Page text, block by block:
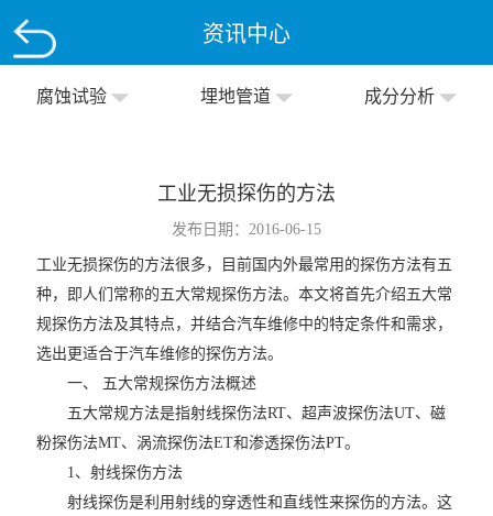
资讯中心
腐蚀试验 埋地管道 成分分析
工业无损探伤的方法
发布日期：2016-06-15
工业无损探伤的方法很多，目前国内外最常用的探伤方法有五
种，即人们常称的五大常规探伤方法。本文将首先介绍五大常
规探伤方法及其特点，并结合汽车维修中的特定条件和需求，
选出更适合于汽车维修的探伤方法。
一、 五大常规探伤方法概述
五大常规方法是指射线探伤法RT、超声波探伤法UT、磁
粉探伤法MT、涡流探伤法ET和渗透探伤法PT。
1、射线探伤方法
射线探伤是利用射线的穿透性和直线性来探伤的方法。这